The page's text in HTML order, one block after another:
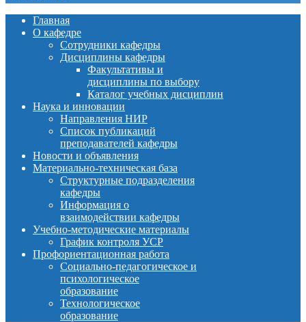
Главная
О кафедре
Сотрудники кафедры
Дисциплины кафедры
Факультативы и
дисциплины по выбору
Каталог учебных дисциплин
Наука и инновации
Направления НИР
Список публикаций
преподавателей кафедры
Новости и объявления
Материально-техническая база
Структурные подразделения
кафедры
Информация о
взаимодействии кафедры
Учебно-методические материалы
График контроля УСР
Профориентационная работа
Социально-педагогическое и
психологическое
образование
Технологическое
образование